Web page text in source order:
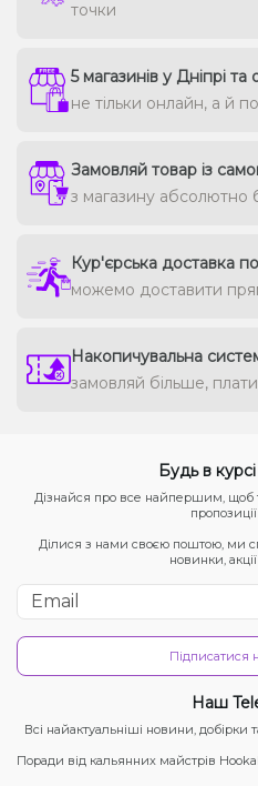
точки
5 магазинів у Дніпрі та
не тільки онлайн, а й
Замовляй товар із
з магазину абсолютно
Кур'єрська доставка
можемо доставити
Накопичувальна
замовляй більше,
Будь в
Дізнайся про все найпершим, щоб
пропозиції
Ділися з нами своєю поштою, ми
новинки,
Підписатися
Наш
Всі найактуальніші новини, добірки
Поради від кальянних майстрів